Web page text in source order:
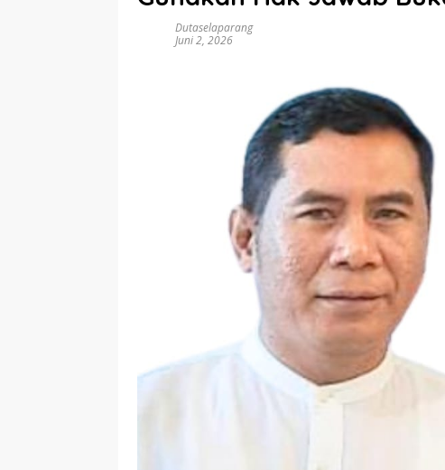
Dutaselaparang
Juni 2, 2026